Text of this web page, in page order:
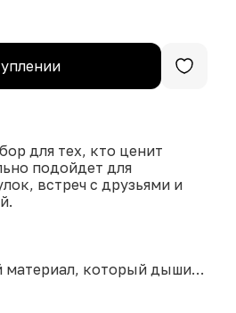
для тех, кто ценит
подойдет для
встреч с друзьями и
материал, который дышит,